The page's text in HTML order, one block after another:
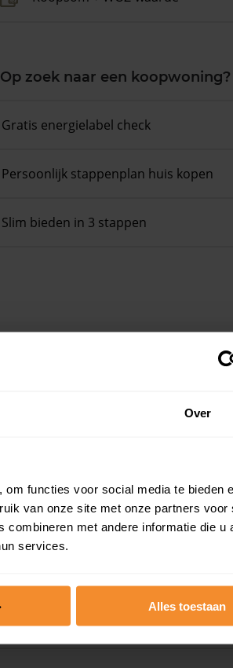
Over
functies voor social media te bieden
van onze site met onze partners voor
met andere informatie die u
services.
Alles toestaan
Op zoek naar een koopwoning?
Gratis energielabel check
Persoonlijk stappenplan huis kopen
Slim bieden in 3 stappen